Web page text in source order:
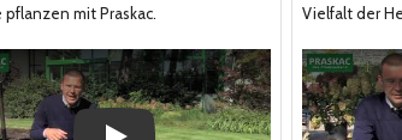
pflanzen mit Praskac.
Vielfalt der